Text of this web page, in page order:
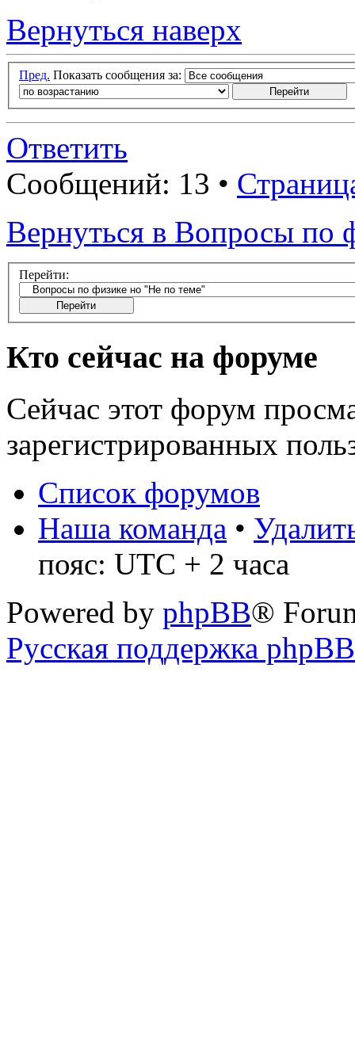
Вернуться наверх
Пред. Показать сообщения за:
Ответить
Сообщений: 13 •
Вернуться в Вопросы по
Перейти:
Кто сейчас на форуме
Сейчас этот форум
зарегистрированных
Список форумов
Наша команда •
пояс: UTC + 2 часа
Powered by phpBB®
Русская поддержка phpBB